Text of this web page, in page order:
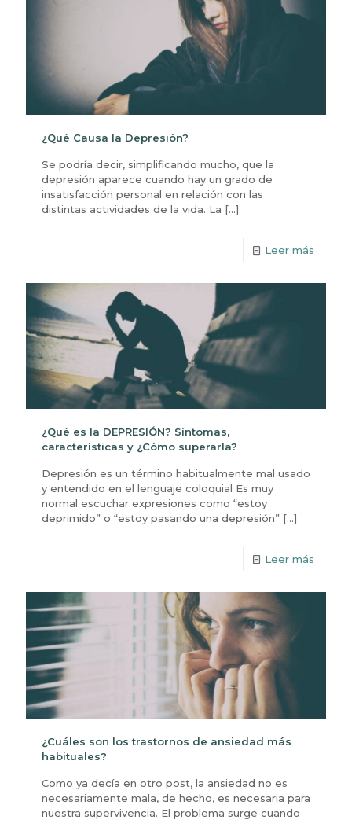
¿Qué Causa la Depresión?
Se podría decir, simplificando mucho, que la
depresión aparece cuando hay un grado de
insatisfacción personal en relación con las
distintas actividades de la vida. La […]
Leer más
¿Qué es la DEPRESIÓN? Síntomas,
características y ¿Cómo superarla?
Depresión es un término habitualmente mal usado
y entendido en el lenguaje coloquial Es muy
normal escuchar expresiones como “estoy
deprimido” o “estoy pasando una depresión” […]
Leer más
¿Cuáles son los trastornos de ansiedad más
habituales?
Como ya decía en otro post, la ansiedad no es
necesariamente mala, de hecho, es necesaria para
nuestra supervivencia. El problema surge cuando